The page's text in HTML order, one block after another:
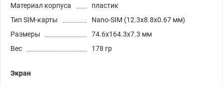
Материал корпуса
пластик
Тип SIM-карты
Nano-SIM (12.3x8.8x0.67 мм)
Размеры
74.6x164.3x7.3 мм
Вес
178 гр
Экран